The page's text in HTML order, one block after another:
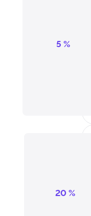
5 %
20 %